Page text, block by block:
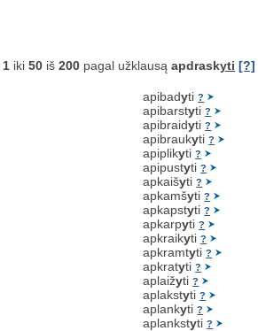
1 iki50 iš200 pagal užklausąapdraskyti [?]
apibadyti?
apibarstyti?
apibraidyti?
apibraukyti?
apiplikyti?
apipustyti?
apkaišyti?
apkamšyti?
apkapstyti?
apkarpyti?
apkraikyti?
apkramtyti?
apkratyti?
aplaižyti?
aplakstyti?
aplankyti?
aplankstyti?